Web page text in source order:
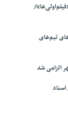
تیم‌های